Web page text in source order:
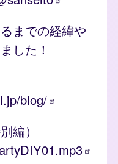
までの経緯や
した！
blog/
編）